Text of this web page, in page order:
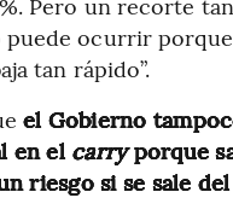
puede ocurrir
tan rápido”.
el Gobierno
en el carryporque
riesgo si se sale